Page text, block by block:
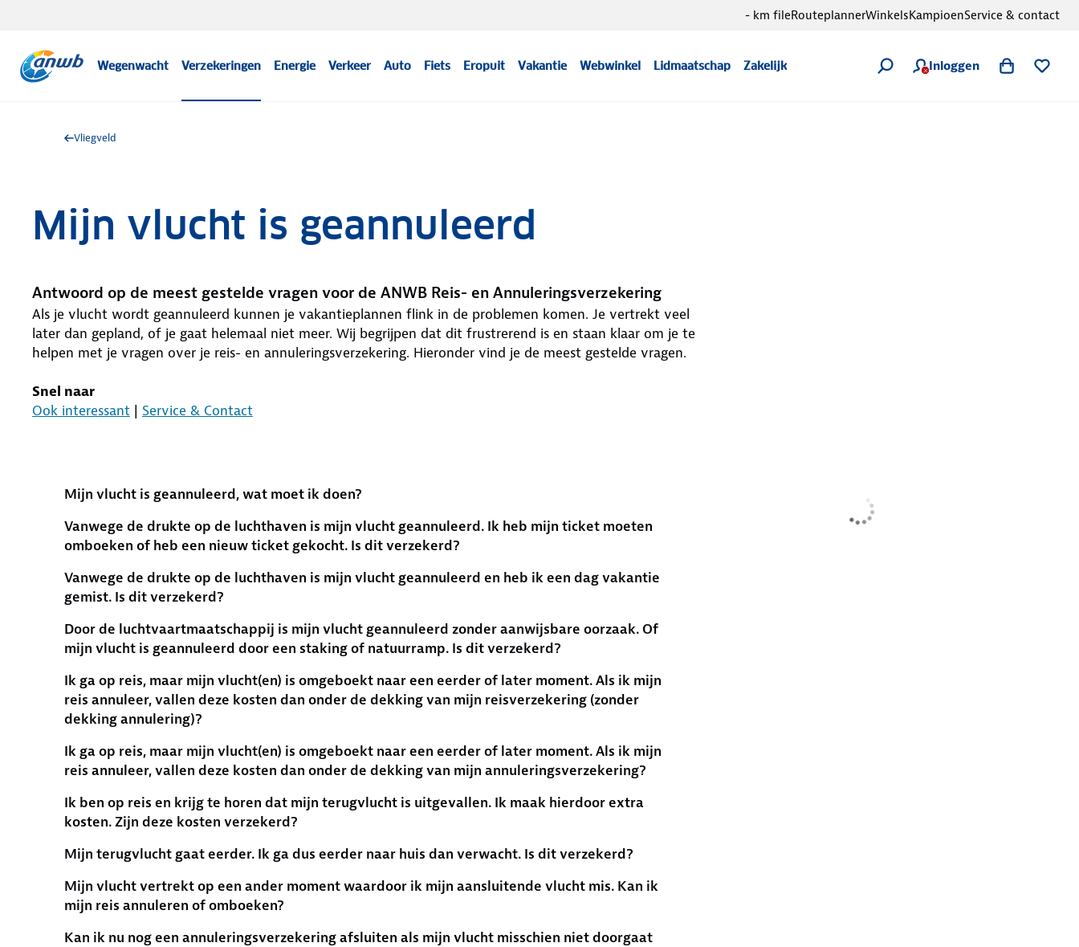
Wegenwacht Verzekeringen Energie Verkeer Auto Fiets Eropuit Vakantie Webwinkel Lidmaatschap Zakelijk Inloggen
- km fileRouteplannerWinkelsKampioenService & contact
Vliegveld
Mijn vlucht is geannuleerd
Antwoord op de meest gestelde vragen voor de ANWB Reis- en Annuleringsverzekering
Als je vlucht wordt geannuleerd kunnen je vakantieplannen flink in de problemen komen. Je vertrekt veel
later dan gepland, of je gaat helemaal niet meer. Wij begrijpen dat dit frustrerend is en staan klaar om je te
helpen met je vragen over je reis- en annuleringsverzekering. Hieronder vind je de meest gestelde vragen.
Snel naar
Ook interessant | Service & Contact
Mijn vlucht is geannuleerd, wat moet ik doen?
Vanwege de drukte op de luchthaven is mijn vlucht geannuleerd. Ik heb mijn ticket moeten
omboeken of heb een nieuw ticket gekocht. Is dit verzekerd?
Vanwege de drukte op de luchthaven is mijn vlucht geannuleerd en heb ik een dag vakantie
gemist. Is dit verzekerd?
Door de luchtvaartmaatschappij is mijn vlucht geannuleerd zonder aanwijsbare oorzaak. Of
mijn vlucht is geannuleerd door een staking of natuurramp. Is dit verzekerd?
Ik ga op reis, maar mijn vlucht(en) is omgeboekt naar een eerder of later moment. Als ik mijn
reis annuleer, vallen deze kosten dan onder de dekking van mijn reisverzekering (zonder
dekking annulering)?
Ik ga op reis, maar mijn vlucht(en) is omgeboekt naar een eerder of later moment. Als ik mijn
reis annuleer, vallen deze kosten dan onder de dekking van mijn annuleringsverzekering?
Ik ben op reis en krijg te horen dat mijn terugvlucht is uitgevallen. Ik maak hierdoor extra
kosten. Zijn deze kosten verzekerd?
Mijn terugvlucht gaat eerder. Ik ga dus eerder naar huis dan verwacht. Is dit verzekerd?
Mijn vlucht vertrekt op een ander moment waardoor ik mijn aansluitende vlucht mis. Kan ik
mijn reis annuleren of omboeken?
Kan ik nu nog een annuleringsverzekering afsluiten als mijn vlucht misschien niet doorgaat